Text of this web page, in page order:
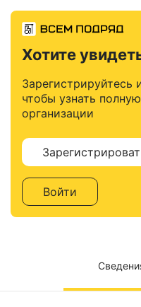
Хотите
Зарегистрируйтесь
чтобы узнать
организации
Войти